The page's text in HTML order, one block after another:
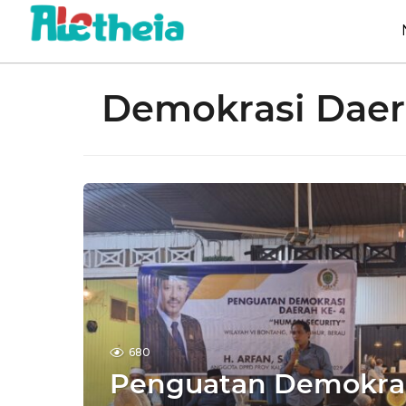
Demokrasi
680
Penguatan